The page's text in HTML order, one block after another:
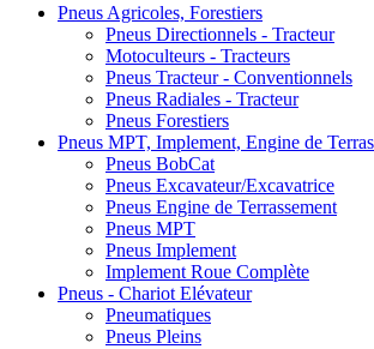
Pneus Agricoles, Forestiers
Pneus Directionnels - Tracteur
Motoculteurs - Tracteurs
Pneus Tracteur - Conventionnels
Pneus Radiales - Tracteur
Pneus Forestiers
Pneus MPT, Implement, Engine de
Pneus BobCat
Pneus Excavateur/Excavatrice
Pneus Engine de Terrassement
Pneus MPT
Pneus Implement
Implement Roue Complète
Pneus - Chariot Elévateur
Pneumatiques
Pneus Pleins